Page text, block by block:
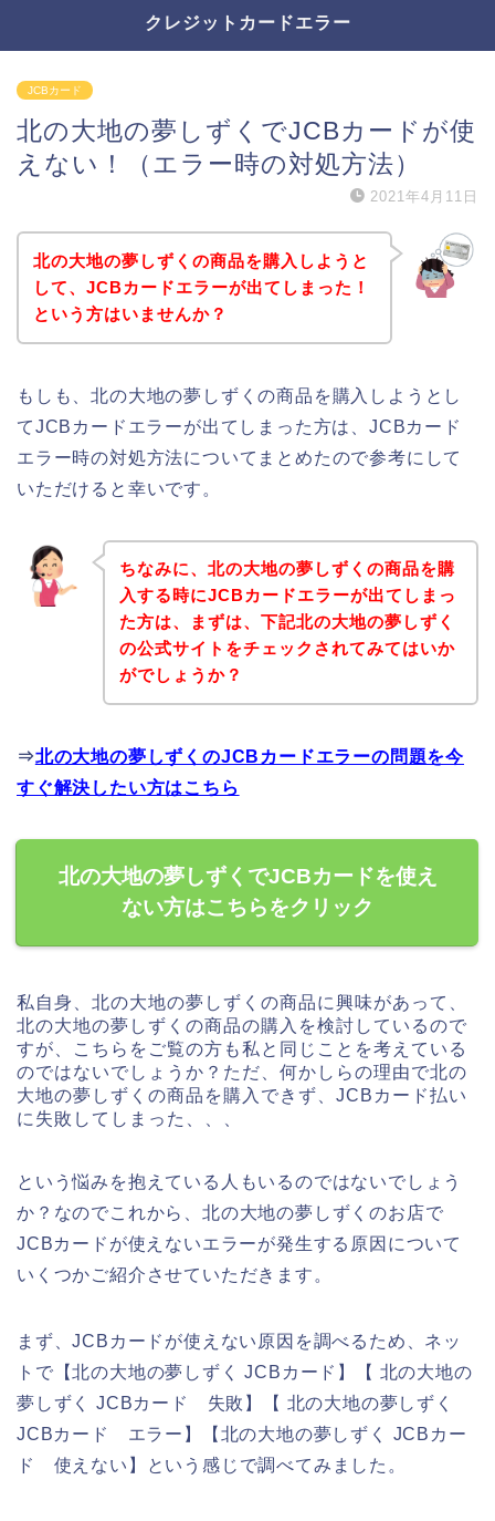
クレジットカードエラー
JCBカード
北の大地の夢しずくでJCBカードが使
えない！（エラー時の対処方法）
2021年4月11日
北の大地の夢しずくの商品を購入しようと
して、JCBカードエラーが出てしまった！
という方はいませんか？
もしも、北の大地の夢しずくの商品を購入しようとし
てJCBカードエラーが出てしまった方は、JCBカード
エラー時の対処方法についてまとめたので参考にして
いただけると幸いです。
ちなみに、北の大地の夢しずくの商品を購
入する時にJCBカードエラーが出てしまっ
た方は、まずは、下記北の大地の夢しずく
の公式サイトをチェックされてみてはいか
がでしょうか？
⇒北の大地の夢しずくのJCBカードエラーの問題を今
すぐ解決したい方はこちら
北の大地の夢しずくでJCBカードを使え
ない方はこちらをクリック
私自身、北の大地の夢しずくの商品に興味があって、
北の大地の夢しずくの商品の購入を検討しているので
すが、こちらをご覧の方も私と同じことを考えている
のではないでしょうか？ただ、何かしらの理由で北の
大地の夢しずくの商品を購入できず、JCBカード払い
に失敗してしまった、、、
という悩みを抱えている人もいるのではないでしょう
か？なのでこれから、北の大地の夢しずくのお店で
JCBカードが使えないエラーが発生する原因について
いくつかご紹介させていただきます。
まず、JCBカードが使えない原因を調べるため、ネッ
トで【北の大地の夢しずく JCBカード】【 北の大地の
夢しずく JCBカード 失敗】【 北の大地の夢しずく
JCBカード エラー】【北の大地の夢しずく JCBカー
ド 使えない】という感じで調べてみました。